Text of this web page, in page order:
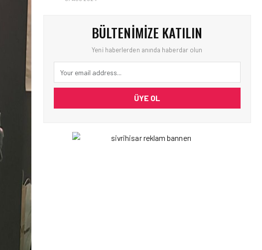
BÜLTENIMIZE KATILIN
Yeni haberlerden anında haberdar olun
ÜYE OL